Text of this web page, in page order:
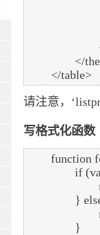
请注意，
写格式化函数